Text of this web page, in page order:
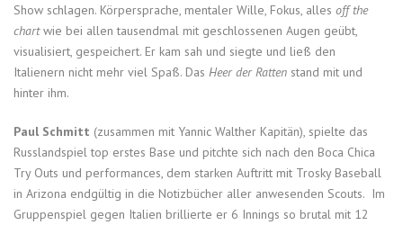
Show schlagen. Körpersprache, mentaler Wille, Fokus, alles off the
chartwie bei allen tausendmal mit geschlossenen Augen geübt,
visualisiert, gespeichert. Er kam sah und siegte und ließ den
Italienern nicht mehr viel Spaß. Das Heer der Ratten stand mit und
hinter ihm.
Paul Schmitt (zusammen mit Yannic Walther Kapitän), spielte das
Russlandspiel top erstes Base und pitchte sich nach den Boca Chica
Try Outs und performances, dem starken Auftritt mit Trosky Baseball
in Arizona endgültig in die Notizbücher aller anwesenden Scouts. Im
Gruppenspiel gegen Italien brillierte er 6 Innings so brutal mit 12